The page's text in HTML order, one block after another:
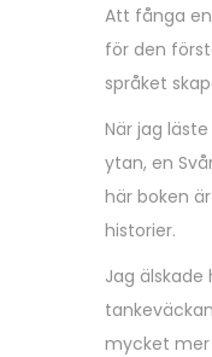
Att fånga
för den
språket
När jag
ytan, en
här boken
historier.
Jag
mycket mer